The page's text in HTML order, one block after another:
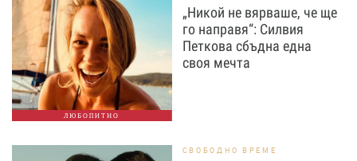
ЛЮБОПИТНО
„Никой не вярваше, че ще
го направя“: Силвия
Петкова сбъдна една
своя мечта
СВОБОДНО ВРЕМЕ